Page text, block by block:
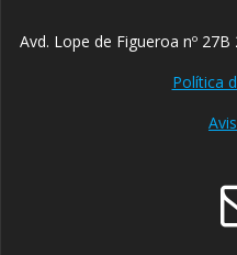
Avd. Lope de Figueroa nº
Política